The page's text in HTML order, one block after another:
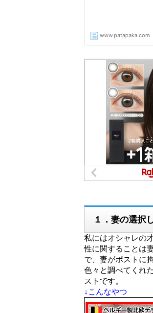
１．妻の選択
私にはオシャレの
性に関することは
で、妻がポストに
色々と調べてくれ
ストです。
↓こんなやつ